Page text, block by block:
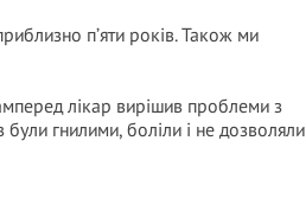
п’яти років. Також ми
лікар вирішив проблеми з
гнилими, боліли і не дозволяли